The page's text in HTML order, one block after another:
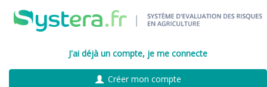
J'ai déjà un compte, je me connecte
Créer mon compte